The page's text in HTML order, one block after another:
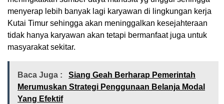
menyerap lebih banyak lagi karyawan di lingkungan kerja
Kutai Timur sehingga akan meninggalkan kesejahteraan
tidak hanya karyawan akan tetapi bermanfaat juga untuk
masyarakat sekitar.
Baca Juga :
Siang Geah Berharap Pemerintah
Merumuskan Strategi Penggunaan Belanja Modal
Yang Efektif